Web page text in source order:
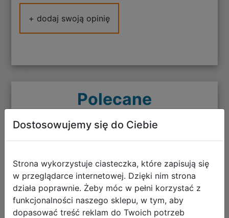
+ dodaj swoją opinię
Polecane
CoolPack Zestaw Szkolny Game Over
Gradient Green 5el. Plecak Fast
F163969 + Worek F159969 + Piórnik
F076969 + Z17969 + Z18969
Dostosowujemy się do Ciebie
Strona wykorzystuje ciasteczka, które zapisują się
w przeglądarce internetowej. Dzięki nim strona
działa poprawnie. Żeby móc w pełni korzystać z
funkcjonalności naszego sklepu, w tym, aby
dopasować treść reklam do Twoich potrzeb